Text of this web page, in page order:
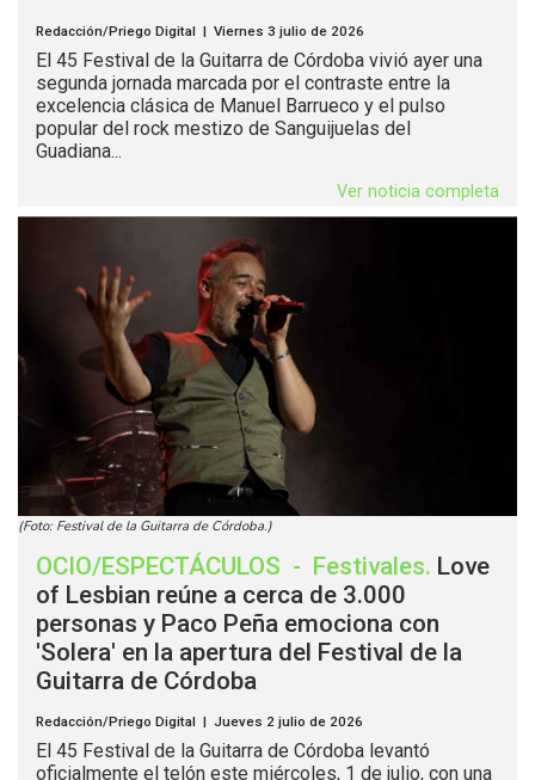
Redacción/Priego Digital | Viernes 3 julio de 2026
El 45 Festival de la Guitarra de Córdoba vivió ayer una
segunda jornada marcada por el contraste entre la
excelencia clásica de Manuel Barrueco y el pulso
popular del rock mestizo de Sanguijuelas del
Guadiana...
Ver noticia completa
(Foto: Festival de la Guitarra de Córdoba.)
OCIO/ESPECTÁCULOS - Festivales. Love
of Lesbian reúne a cerca de 3.000
personas y Paco Peña emociona con
'Solera' en la apertura del Festival de la
Guitarra de Córdoba
Redacción/Priego Digital | Jueves 2 julio de 2026
El 45 Festival de la Guitarra de Córdoba levantó
oficialmente el telón este miércoles, 1 de julio, con una